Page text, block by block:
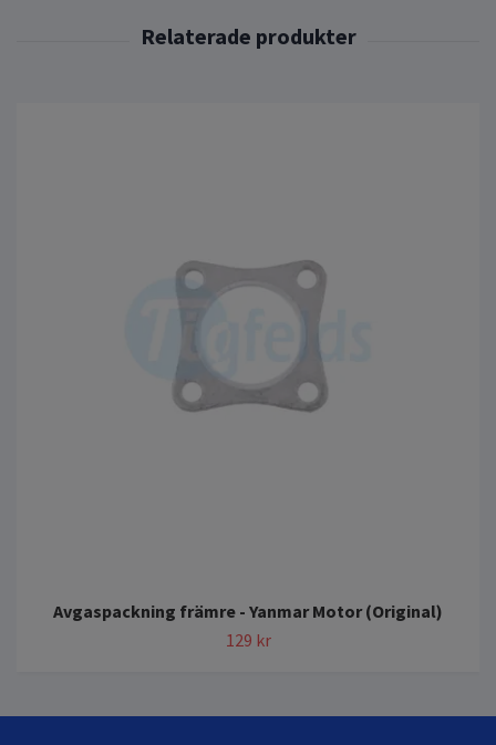
Avgaspackning främre - Yanmar Motor (Original)
129 kr